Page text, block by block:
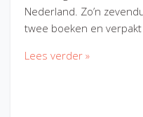
Nederland. Zo’n
twee boeken en verpakt
Lees verder »